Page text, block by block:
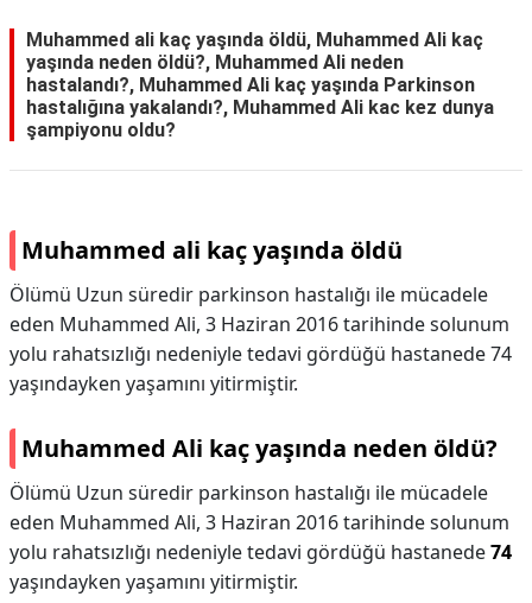
Muhammed ali kaç yaşında öldü, Muhammed Ali kaç
yaşında neden öldü?, Muhammed Ali neden
hastalandı?, Muhammed Ali kaç yaşında Parkinson
hastalığına yakalandı?, Muhammed Ali kac kez dunya
şampiyonu oldu?
Muhammed ali kaç yaşında öldü
Ölümü Uzun süredir parkinson hastalığı ile mücadele
eden Muhammed Ali, 3 Haziran 2016 tarihinde solunum
yolu rahatsızlığı nedeniyle tedavi gördüğü hastanede 74
yaşındayken yaşamını yitirmiştir.
Muhammed Ali kaç yaşında neden öldü?
Ölümü Uzun süredir parkinson hastalığı ile mücadele
eden Muhammed Ali, 3 Haziran 2016 tarihinde solunum
yolu rahatsızlığı nedeniyle tedavi gördüğü hastanede74
yaşındayken yaşamını yitirmiştir.